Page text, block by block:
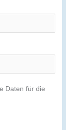
Daten für die